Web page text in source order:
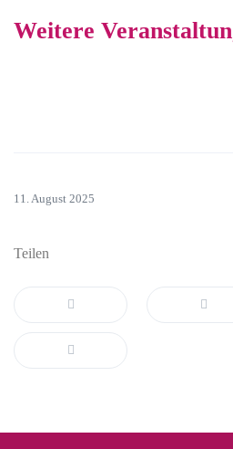
Weitere
11. August 2025
Teilen